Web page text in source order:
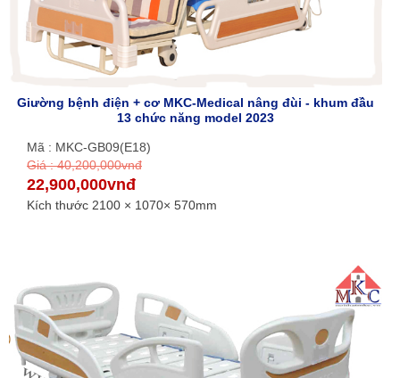
Giường bệnh điện + cơ MKC-Medical nâng đùi - khum đầu
13 chức năng model 2023
Mã : MKC-GB09(E18)
Giá : 40,200,000vnđ
22,900,000vnđ
Kích thước 2100 × 1070× 570mm